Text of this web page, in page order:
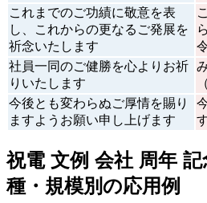
これまでのご功績に敬意を表
し、これからの更なるご発展を
祈念いたします
社員一同のご健勝を心よりお祈
りいたします
今後とも変わらぬご厚情を賜り
ますようお願い申し上げます
祝電 文例 会社 周年
種・規模別の応用例